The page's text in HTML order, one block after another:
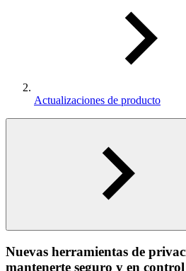
Actualizaciones de producto
Nuevas herramientas de
mantenerte seguro y en